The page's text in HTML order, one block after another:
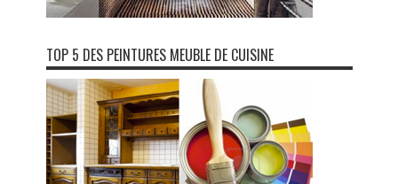
TOP 5 DES PEINTURES MEUBLE DE CUISINE